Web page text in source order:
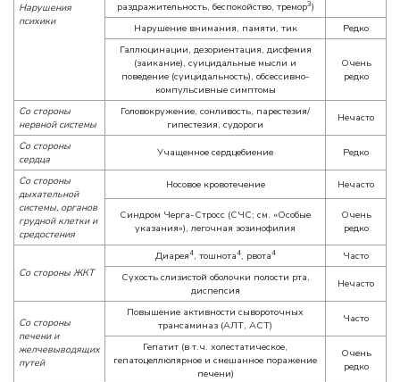
Нарушения
психики
раздражительность, беспокойство, тремор3)
Нарушение внимания, памяти, тик
Редко
Галлюцинации, дезориентация, дисфемия
(заикание), суицидальные мысли и
поведение (суицидальность), обсессивно-
компульсивные симптомы
Очень
редко
Со стороны
нервной системы
Головокружение, сонливость, парестезия/
гипестезия, судороги
Нечасто
Со стороны
сердца
Учащенное сердцебиение Редко
Со стороны
дыхательной
системы, органов
грудной клетки и
средостения
Носовое кровотечение Нечасто
Синдром Черга-Стросс (СЧС; см. «Особые
указания»), легочная эозинофилия
Очень
редко
Со стороны ЖКТ
Диарея4, тошнота4, рвота4
Часто
Сухость слизистой оболочки полости рта,
диспепсия
Нечасто
Со стороны
печени и
желчевыводящих
путей
Повышение активности сывороточных
трансаминаз (АЛТ, АСТ)
Часто
Гепатит (в т.ч. холестатическое,
гепатоцеллюлярное и смешанное поражение
печени)
Очень
редко